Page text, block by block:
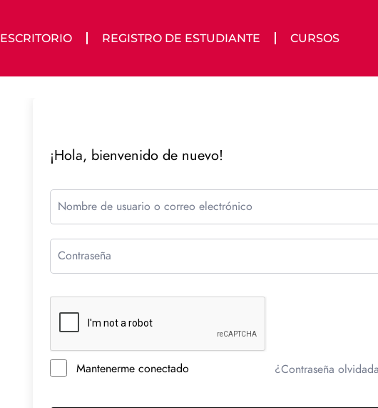
ESCRITORIO REGISTRO DE ESTUDIANTE CURSOS
¡Hola, bienvenido de nuevo!
Mantenerme conectado ¿Contraseña